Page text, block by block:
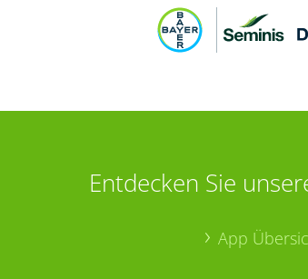
Entdecken Sie
App